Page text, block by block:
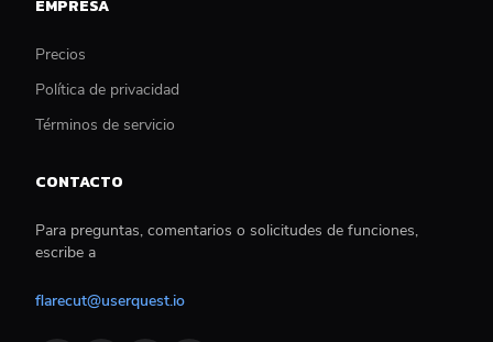
EMPRESA
Precios
Política de privacidad
Términos de servicio
CONTACTO
Para preguntas, comentarios o solicitudes de funciones,
escribe a
flarecut@userquest.io